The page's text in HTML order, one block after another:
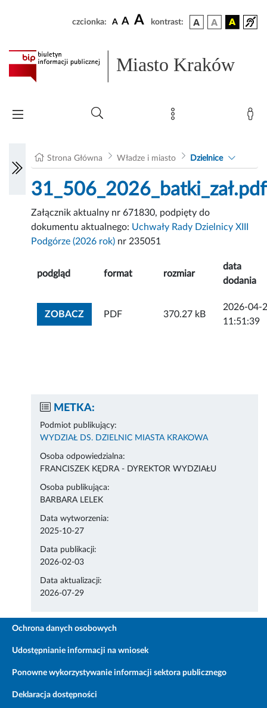
czcionka: A A A kontrast:
Miasto Kraków
Strona Główna Władze i miasto Dzielnice
31_506_2026_batki_zał.pdf
Załącznik aktualny nr 671830, podpięty do
dokumentu aktualnego: Uchwały Rady Dzielnicy XIII
Podgórze (2026 rok) nr 235051
podgląd format rozmiar
data
dodania
ZOBACZZOBACZ ZAŁĄCZNIK
PDF 370.27 kB
2026-04-
11:51:39
METKA:
Podmiot publikujący:
WYDZIAŁ DS. DZIELNIC MIASTA KRAKOWA
Osoba odpowiedzialna:
FRANCISZEK KĘDRA - DYREKTOR WYDZIAŁU
Osoba publikująca:
BARBARA LELEK
Data wytworzenia:
2025-10-27
Data publikacji:
2026-02-03
Data aktualizacji:
2026-07-29
Ochrona danych osobowych
Udostępnianie informacji na wniosek
Ponowne wykorzystywanie informacji sektora publicznego
Deklaracja dostępności